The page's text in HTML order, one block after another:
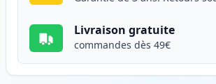
Livraison gratuite
commandes dès 49€